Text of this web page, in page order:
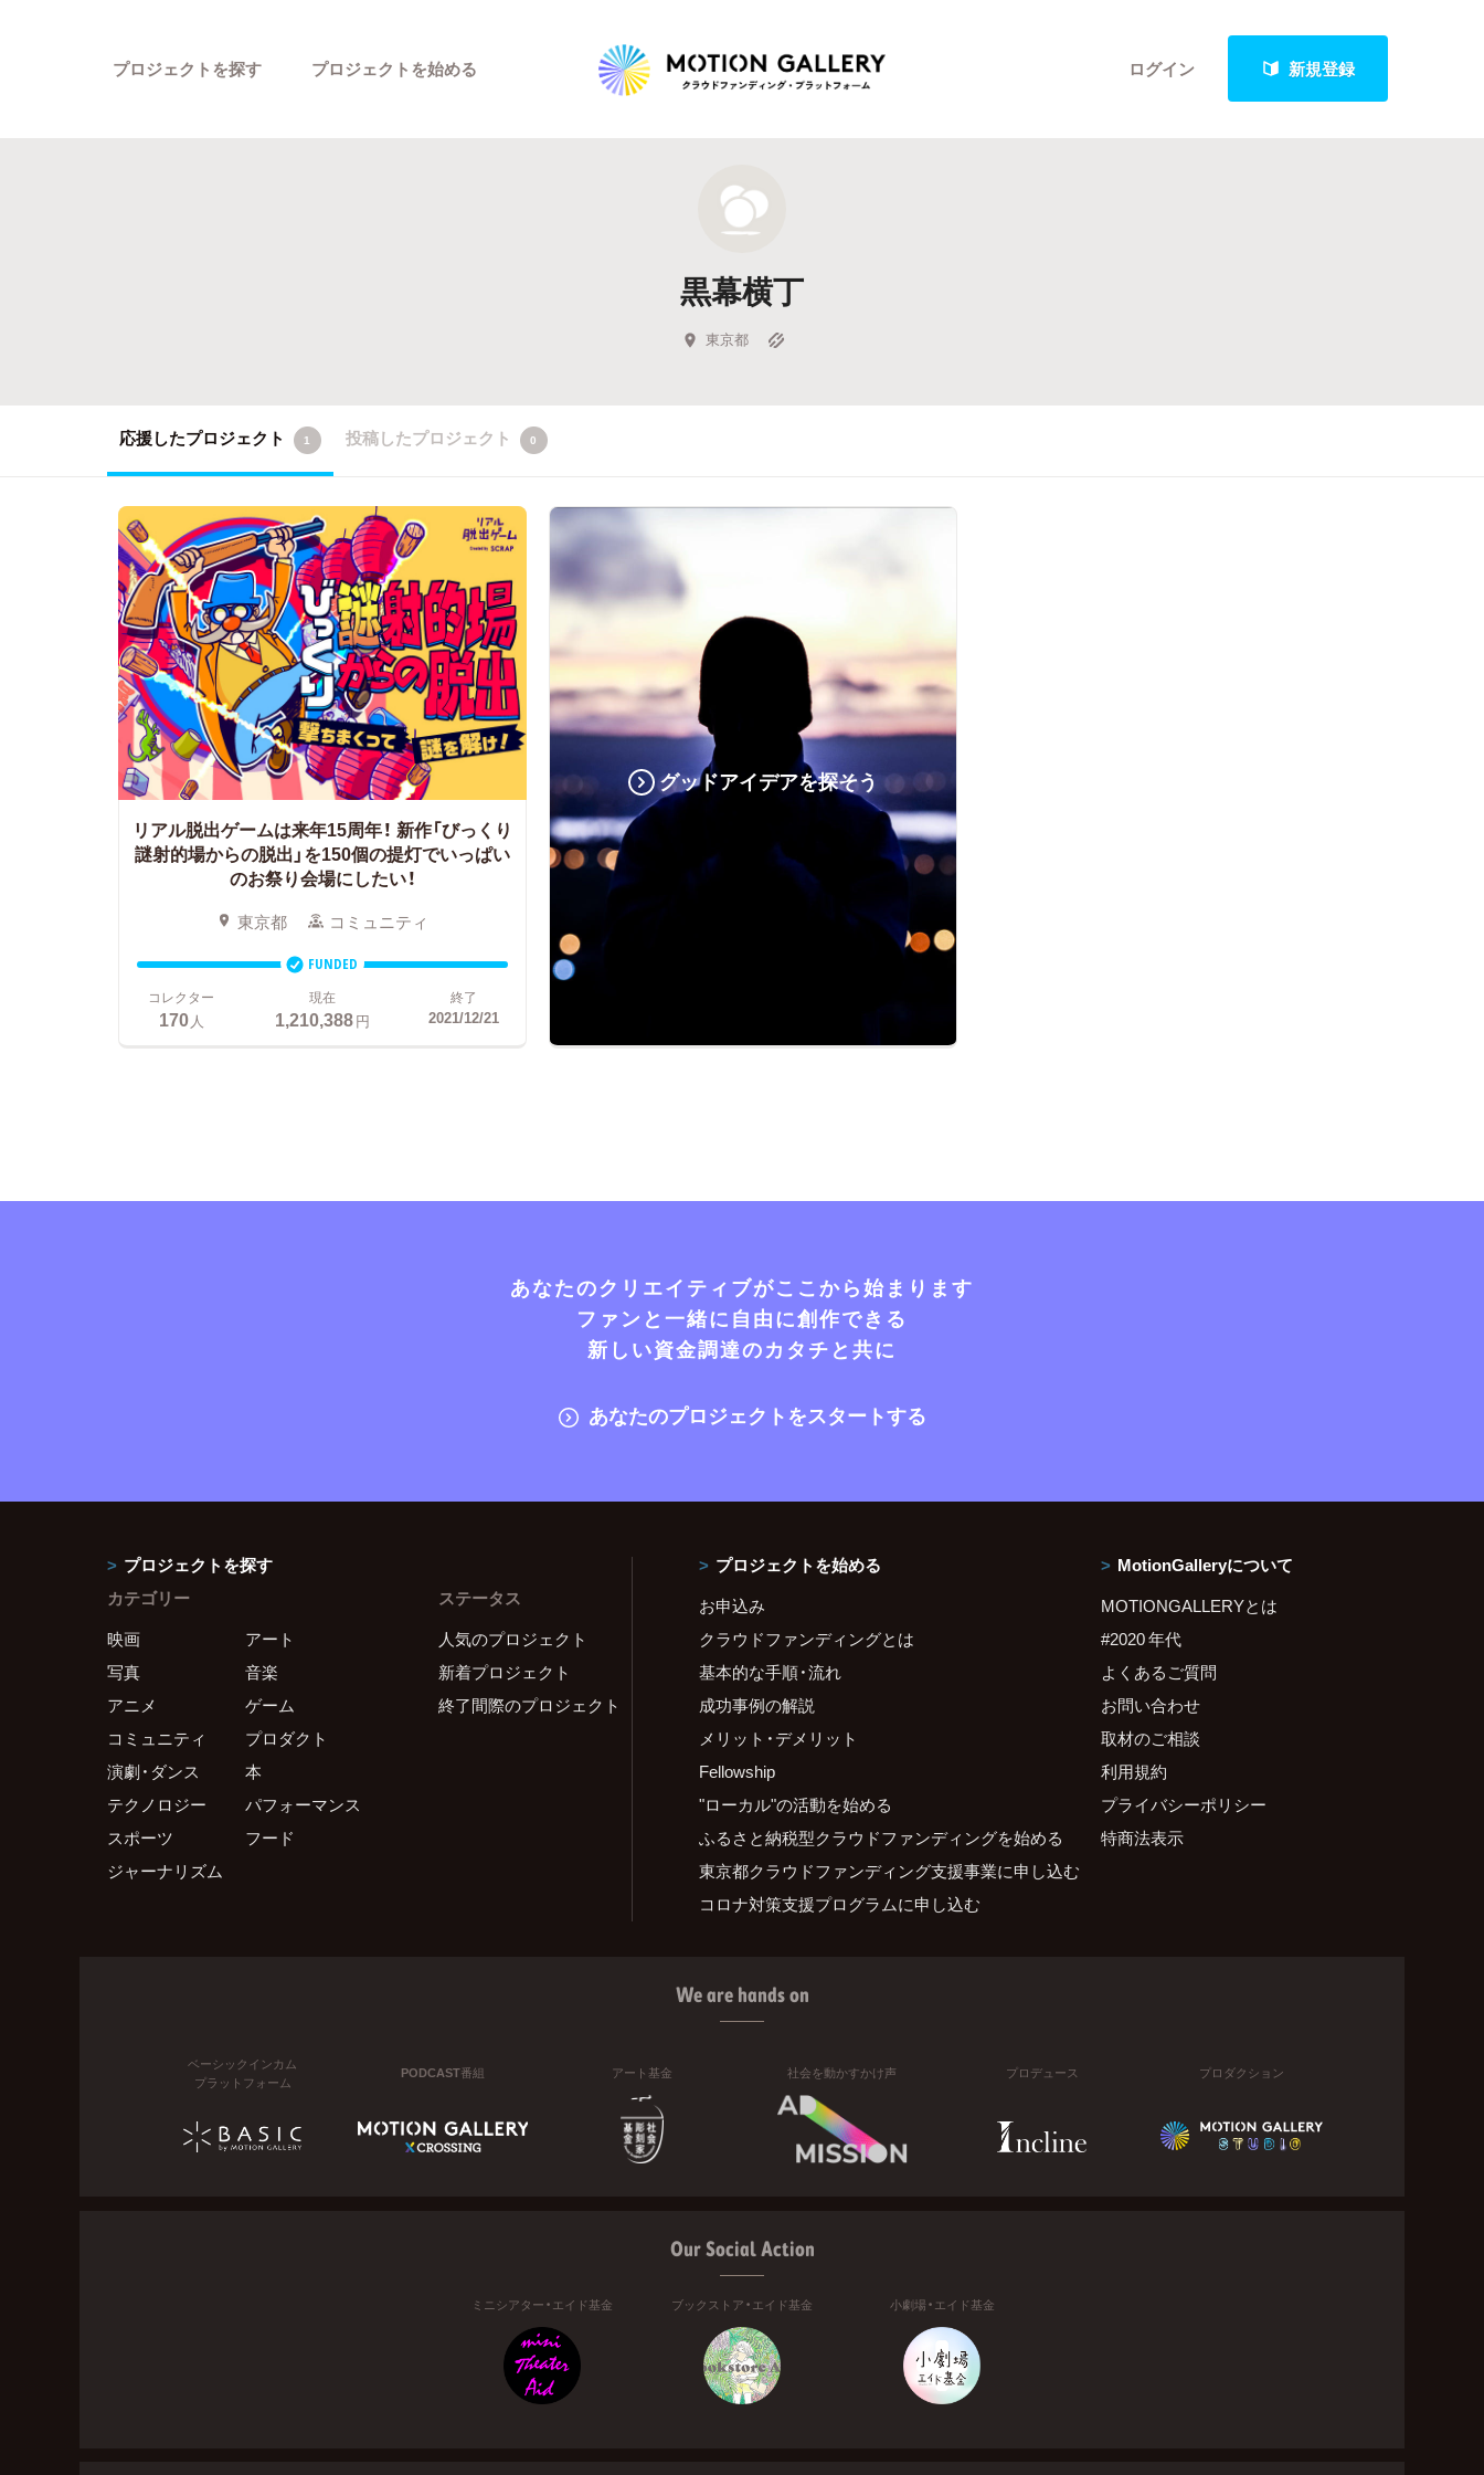
ログイン 新規登録
プロジェクトを探す
新着プロジェクト
Feature
キュレーターから探す
プロジェクトを始める
黒幕横丁
東京都
応援したプロジェクト 1 投稿したプロジェクト 0
リアル脱出ゲームは来年15周年！ 新作「びっくり
謎射的場からの脱出」を150個の提灯でいっぱい
のお祭り会場にしたい！
東京都 コミュニティ
FUNDED
コレクター
170人
現在
1,210,388円
終了
2021/12/21
グッドアイデアを探そう
あなたのクリエイティブがここから始まります
ファンと一緒に自由に創作できる
新しい資金調達のカタチと共に
あなたのプロジェクトをスタートする
プロジェクトを探す
カテゴリー
映画
アート
写真
音楽
アニメ
ゲーム
コミュニティ
プロダクト
演劇・ダンス
本
テクノロジー
パフォーマンス
スポーツ
フード
ジャーナリズム
ステータス
人気のプロジェクト
新着プロジェクト
終了間際のプロジェクト
プロジェクトを始める
お申込み
クラウドファンディングとは
基本的な手順・流れ
成功事例の解説
メリット・デメリット
Fellowship
"ローカル"の活動を始める
ふるさと納税型クラウドファンディングを始める
東京都クラウドファンディング支援事業に申し込む
コロナ対策支援プログラムに申し込む
MotionGalleryについて
MOTIONGALLERYとは
#2020 年代
よくあるご質問
お問い合わせ
取材のご相談
利用規約
プライバシーポリシー
特商法表示
We are hands on
ベーシックインカム
プラットフォーム
PODCAST番組 アート基金 社会を動かすかけ声 プロデュース プロダクション
Our Social Action
ミニシアター・エイド基金 ブックストア・エイド基金 小劇場・エイド基金